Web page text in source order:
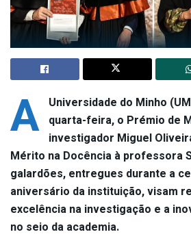
A Universidade do Minho
quarta-feira, o Prémio de
investigador Miguel
Mérito na Docência à professora
galardões, entregues durante a
aniversário da instituição, visam
excelência na investigação e a
no seio da academia.